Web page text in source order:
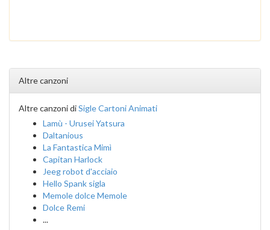
Altre canzoni
Altre canzoni diSigle Cartoni Animati
Lamù - Urusei Yatsura
Daltanious
La Fantastica Mimì
Capitan Harlock
Jeeg robot d'acciaio
Hello Spank sigla
Memole dolce Memole
Dolce Remi
...